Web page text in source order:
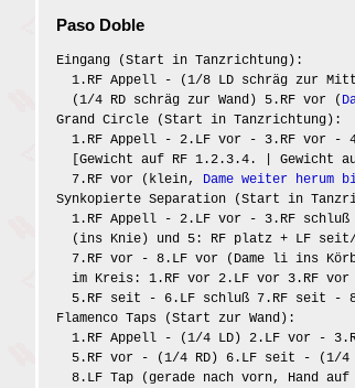
Paso Doble
Eingang (Start in Tanzrichtung):
1.RF Appell - (1/8 LD schräg zur
(1/4 RD schräg zur Wand) 5.RF vor (
Grand Circle (Start in Tanzrichtung):
1.RF Appell - 2.LF vor - 3.RF vor -
[Gewicht auf RF 1.2.3.4. | Gewicht
7.RF vor (klein, Dame weiter herum
Synkopierte Separation (Start in
1.RF Appell - 2.LF vor - 3.RF schluß
(ins Knie) und 5: RF platz + LF seit/
7.RF vor - 8.LF vor (Dame li ins
im Kreis: 1.RF vor 2.LF vor 3.RF vor
5.RF seit - 6.LF schluß 7.RF seit -
Flamenco Taps (Start zur Wand):
1.RF Appell - (1/4 LD) 2.LF vor -
5.RF vor - (1/4 RD) 6.LF seit - (1/4
8.LF Tap (gerade nach vorn, Hand